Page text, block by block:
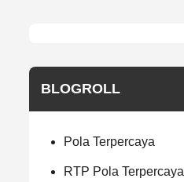
BLOGROLL
Pola Terpercaya
RTP Pola Terpercaya